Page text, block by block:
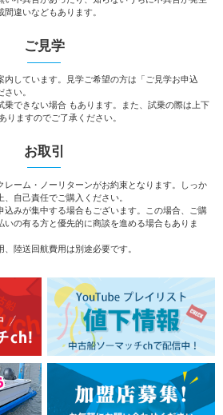
違いなどもあります。
ご見学
内しています。見学ご希望の方は「ご見学お申込
い。
乗できない場合 もあります。また、試乗の際は上下
りますのでご了承ください。
お取引
レーム・ノーリターンがお約束となります。しっか
自己責任でご購入ください。
込みが集中する場合もございます。この場合、ご購
いの有る方と優先的に商談を進める場合もありま
陸送回航費用は別途必要です。